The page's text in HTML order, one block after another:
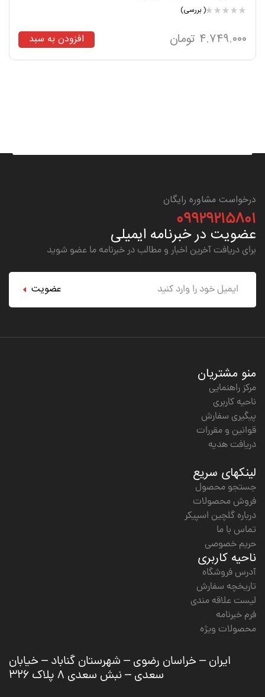
( بررسی)
۴.۷۴۹.۰۰۰ تومان افزودن به سبد
درخواست مشاوره رایگان
۰۹۹۲۹۲۱۵۸۰۱
عضویت در خبرنامه ایمیلی
برای دریافت آخرین اخبار و مطالب در خبرنامه ما عضو شوید
عضویت
منو مشتریان
مرکز راهنمایی
ناحیه کاربری
پیگیری سفارش
قوانین و مقررات
دریافت هدیه
لینکهای سریع
جستجو محصول
فروش محصولات
درباره گلچین اسپیکر
تماس با ما
حریم خصوصی
ناحیه کاربری
آدرس فروشگاه
تاریخچه سفارش
لیست علاقه مندی
فرم خبرنامه
محصولات ویژه
ایران – خراسان رضوی – شهرستان گناباد – خیابان
سعدی – نبش سعدی ۸ پلاک ۳۲۶